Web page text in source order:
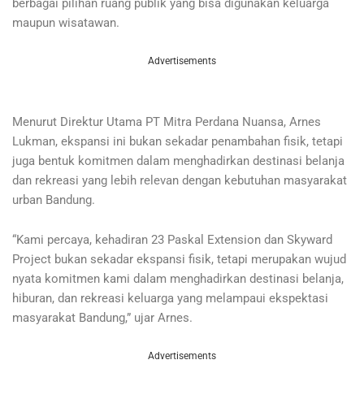
berbagai pilihan ruang publik yang bisa digunakan keluarga
maupun wisatawan.
Advertisements
Menurut Direktur Utama PT Mitra Perdana Nuansa, Arnes
Lukman, ekspansi ini bukan sekadar penambahan fisik, tetapi
juga bentuk komitmen dalam menghadirkan destinasi belanja
dan rekreasi yang lebih relevan dengan kebutuhan masyarakat
urban Bandung.
“Kami percaya, kehadiran 23 Paskal Extension dan Skyward
Project bukan sekadar ekspansi fisik, tetapi merupakan wujud
nyata komitmen kami dalam menghadirkan destinasi belanja,
hiburan, dan rekreasi keluarga yang melampaui ekspektasi
masyarakat Bandung,” ujar Arnes.
Advertisements